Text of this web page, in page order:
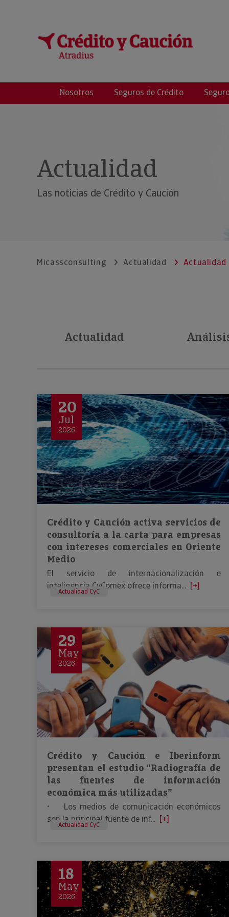
Micass
Nosotros Seguros de Crédito
Actualidad
Las noticias de Crédito y Caución
Micassconsulting Actualidad Actualidad
Actualidad
20
Jul
2026
Crédito y Caución activa servicios de
consultoría a la carta para empresas
con intereses comerciales en Oriente
Medio
El servicio de internacionalización e
inteligencia CyComex ofrece informa... [+]
Actualidad CyC
29
May
2026
Crédito y Caución e Iberinform
presentan el estudio “Radiografía de
las fuentes de información
económica más utilizadas”
• Los medios de comunicación económicos
son la principal fuente de inf... [+]
Actualidad CyC
18
May
2026